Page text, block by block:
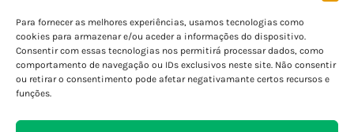
Para fornecer as melhores experiências, usamos tecnologias como
cookies para armazenar e/ou aceder a informações do dispositivo.
Consentir com essas tecnologias nos permitirá processar dados, como
comportamento de navegação ou IDs exclusivos neste site. Não consentir
ou retirar o consentimento pode afetar negativamante certos recursos e
funções.
Porto - Boavista
Porto - Foz
Porto - S. João
Viana do Castelo